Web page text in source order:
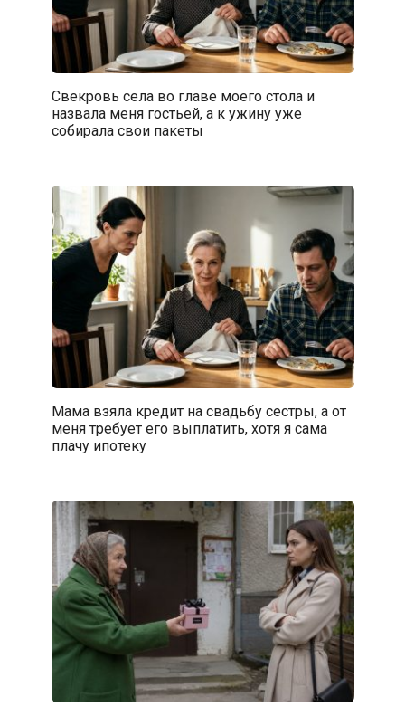
Свекровь села во главе моего стола и
назвала меня гостьей, а к ужину уже
собирала свои пакеты
Мама взяла кредит на свадьбу сестры, а от
меня требует его выплатить, хотя я сама
плачу ипотеку